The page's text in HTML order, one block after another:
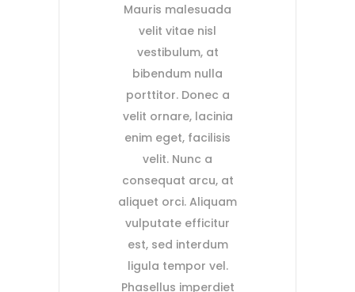
Mauris malesuada
velit vitae nisl
vestibulum, at
bibendum nulla
porttitor. Donec a
velit ornare, lacinia
enim eget, facilisis
velit. Nunc a
consequat arcu, at
aliquet orci. Aliquam
vulputate efficitur
est, sed interdum
ligula tempor vel.
Phasellus imperdiet